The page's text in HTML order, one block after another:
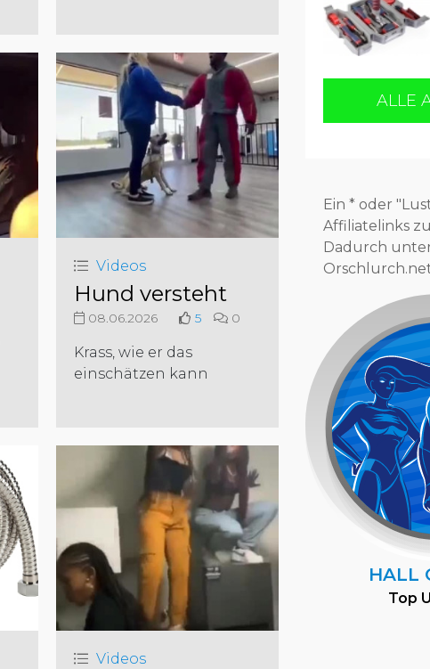
Videos
Hund versteht
08.06.2026 5 0
Krass, wie er das
einschätzen kann
Videos
ALLE
Ein * oder
Affiliatelinks
Dadurch
HALL
Top